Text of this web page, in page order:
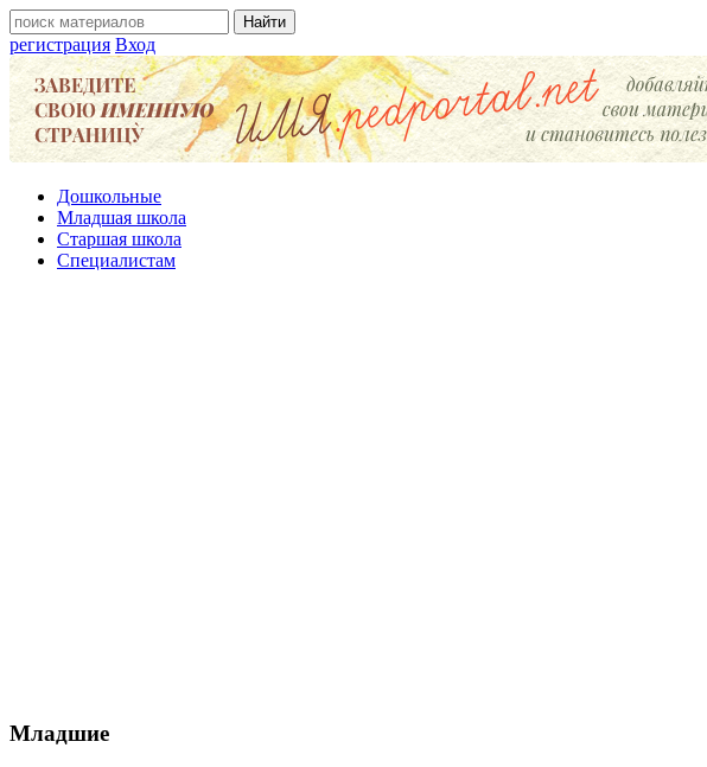
регистрация Вход
Дошкольные
Младшая школа
Старшая школа
Специалистам
Младшие